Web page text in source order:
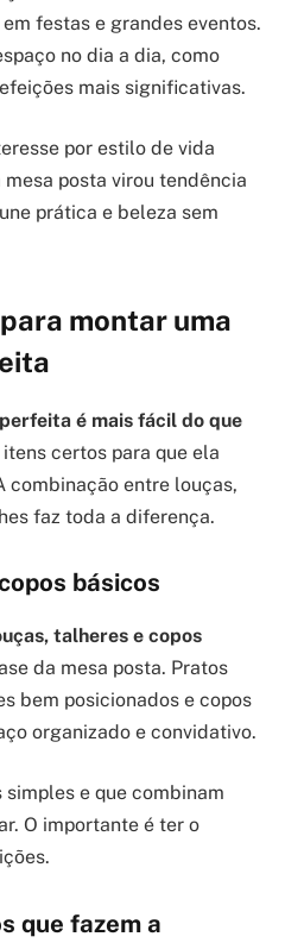
festas e grandes eventos.
no dia a dia, como
mais significativas.
por estilo de vida
posta virou tendência
prática e beleza sem
montar uma
é mais fácil do que
certos para que ela
combinação entre louças,
faz toda a diferença.
básicos
talheres e copos
da mesa posta. Pratos
bem posicionados e copos
organizado e convidativo.
e que combinam
O importante é ter o
que fazem a